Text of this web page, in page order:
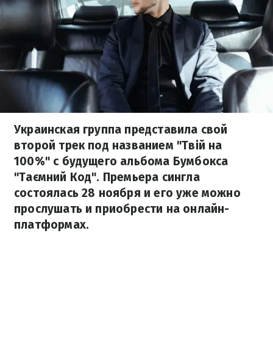
Украинская группа представила свой
второй трек под названием "Твiй на
100%" с будущего альбома Бумбокса
"Таємний Код". Премьера сингла
состоялась 28 ноября и его уже можно
прослушать и приобрести на онлайн-
платформах.